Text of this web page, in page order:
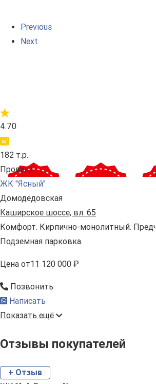
Previous
Next
4.70
182 т.р.
Продана
ЖК "Ясный"
Домодедовская
Каширское шоссе, вл. 65
Комфорт. Кирпично-монолитный.
Подземная парковка.
Цена от11 120 000 ₽
Позвонить
Написать
Показать ещё
Отзывы покупателей
+ Отзыв